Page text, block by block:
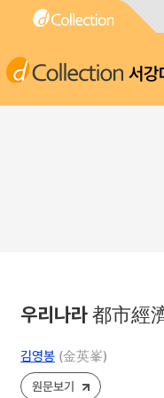
서강
우리나라 都市經
김영봉 (金英峯)
원문보기